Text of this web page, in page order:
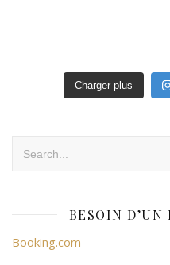
Charger plus
BESOIN D’UN
Booking.com